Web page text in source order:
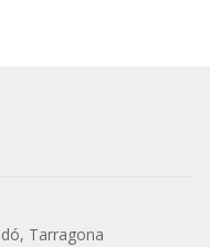
Tarragona